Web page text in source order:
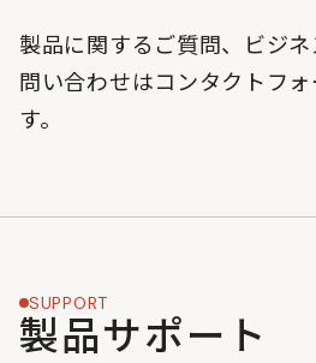
製品に関するご質問、ビジ
問い合わせはコンタクトフ
す。
SUPPORT
製品サポート